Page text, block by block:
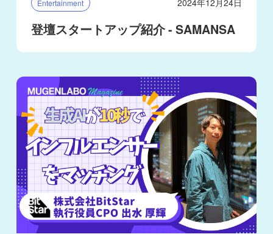
Entertainment 2024年12月24日
登壇スタートアップ紹介 - SAMANSA